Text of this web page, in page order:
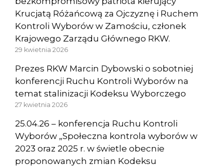
Krucjatą Różańcową za Ojczyznę i Ruchem
Kontroli Wyborów w Zamościu, członek
Krajowego Zarządu Głównego RKW.
29 kwietnia 2026
Prezes RKW Marcin Dybowski o sobotniej
konferencji Ruchu Kontroli Wyborów na
temat stalinizacji Kodeksu Wyborczego
27 kwietnia 2026
25.04.26 – konferencja Ruchu Kontroli
Wyborów „Społeczna kontrola wyborów w
2023 oraz 2025 r. w świetle obecnie
proponowanych zmian Kodeksu